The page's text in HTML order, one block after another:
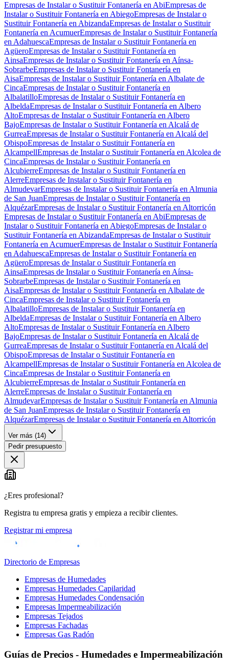
Empresas de Instalar o Sustituir Fontanería en AbiEmpresas de
Instalar o Sustituir Fontanería en AbiegoEmpresas de Instalar o
Sustituir Fontanería en AbizandaEmpresas de Instalar o Sustituir
Fontanería en AcumuerEmpresas de Instalar o Sustituir Fontanería
en AdahuescaEmpresas de Instalar o Sustituir Fontanería en
AgüeroEmpresas de Instalar o Sustituir Fontanería en
AinsaEmpresas de Instalar o Sustituir Fontanería en Aínsa-
SobrarbeEmpresas de Instalar o Sustituir Fontanería en
AisaEmpresas de Instalar o Sustituir Fontanería en Albalate de
CincaEmpresas de Instalar o Sustituir Fontanería en
AlbalatilloEmpresas de Instalar o Sustituir Fontanería en
AlbeldaEmpresas de Instalar o Sustituir Fontanería en Albero
AltoEmpresas de Instalar o Sustituir Fontanería en Albero
BajoEmpresas de Instalar o Sustituir Fontanería en Alcalá de
GurreaEmpresas de Instalar o Sustituir Fontanería en Alcalá del
ObispoEmpresas de Instalar o Sustituir Fontanería en
AlcampellEmpresas de Instalar o Sustituir Fontanería en Alcolea de
CincaEmpresas de Instalar o Sustituir Fontanería en
AlcubierreEmpresas de Instalar o Sustituir Fontanería en
AlerreEmpresas de Instalar o Sustituir Fontanería en
AlmudevarEmpresas de Instalar o Sustituir Fontanería en Almunia
de San JuanEmpresas de Instalar o Sustituir Fontanería en
AlquézarEmpresas de Instalar o Sustituir Fontanería en Altorricón
Empresas de Instalar o Sustituir Fontanería en AbiEmpresas de
Instalar o Sustituir Fontanería en AbiegoEmpresas de Instalar o
Sustituir Fontanería en AbizandaEmpresas de Instalar o Sustituir
Fontanería en AcumuerEmpresas de Instalar o Sustituir Fontanería
en AdahuescaEmpresas de Instalar o Sustituir Fontanería en
AgüeroEmpresas de Instalar o Sustituir Fontanería en
AinsaEmpresas de Instalar o Sustituir Fontanería en Aínsa-
SobrarbeEmpresas de Instalar o Sustituir Fontanería en
AisaEmpresas de Instalar o Sustituir Fontanería en Albalate de
CincaEmpresas de Instalar o Sustituir Fontanería en
AlbalatilloEmpresas de Instalar o Sustituir Fontanería en
AlbeldaEmpresas de Instalar o Sustituir Fontanería en Albero
AltoEmpresas de Instalar o Sustituir Fontanería en Albero
BajoEmpresas de Instalar o Sustituir Fontanería en Alcalá de
GurreaEmpresas de Instalar o Sustituir Fontanería en Alcalá del
ObispoEmpresas de Instalar o Sustituir Fontanería en
AlcampellEmpresas de Instalar o Sustituir Fontanería en Alcolea de
CincaEmpresas de Instalar o Sustituir Fontanería en
AlcubierreEmpresas de Instalar o Sustituir Fontanería en
AlerreEmpresas de Instalar o Sustituir Fontanería en
AlmudevarEmpresas de Instalar o Sustituir Fontanería en Almunia
de San JuanEmpresas de Instalar o Sustituir Fontanería en
AlquézarEmpresas de Instalar o Sustituir Fontanería en Altorricón
Ver más (14)
Pedir presupuesto
¿Eres profesional?
Registra tu empresa gratis y empieza a recibir clientes.
Registrar mi empresa
Directorio de Empresas
Empresas de Humedades
Empresas Humedades Capilaridad
Empresas Humedades Condensación
Empresas Impermeabilización
Empresas Tejados
Empresas Fachadas
Empresas Gas Radón
Guías de Precios - Humedades e Impermeabilización